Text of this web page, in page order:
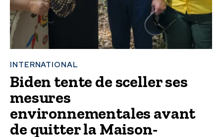
INTERNATIONAL
Biden tente de sceller ses
mesures
environnementales avant
de quitter la Maison-